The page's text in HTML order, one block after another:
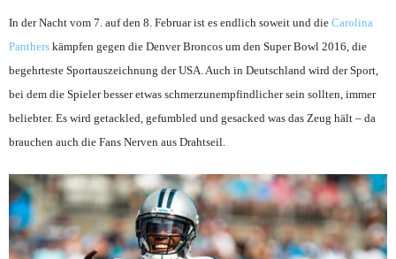
In der Nacht vom 7. auf den 8. Februar ist es endlich soweit und die Carolina
Panthers kämpfen gegen die Denver Broncos um den Super Bowl 2016, die
begehrteste Sportauszeichnung der USA. Auch in Deutschland wird der Sport,
bei dem die Spieler besser etwas schmerzunempfindlicher sein sollten, immer
beliebter. Es wird getackled, gefumbled und gesacked was das Zeug hält – da
brauchen auch die Fans Nerven aus Drahtseil.